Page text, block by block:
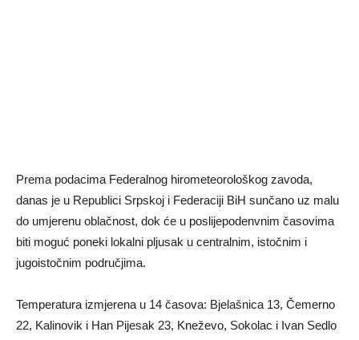
Prema podacima Federalnog hirometeorološkog zavoda,
danas je u Republici Srpskoj i Federaciji BiH sunčano uz malu
do umjerenu oblačnost, dok će u poslijepodenvnim časovima
biti moguć poneki lokalni pljusak u centralnim, istočnim i
jugoistočnim područjima.
Temperatura izmjerena u 14 časova: Bjelašnica 13, Čemerno
22, Kalinovik i Han Pijesak 23, Kneževo, Sokolac i Ivan Sedlo